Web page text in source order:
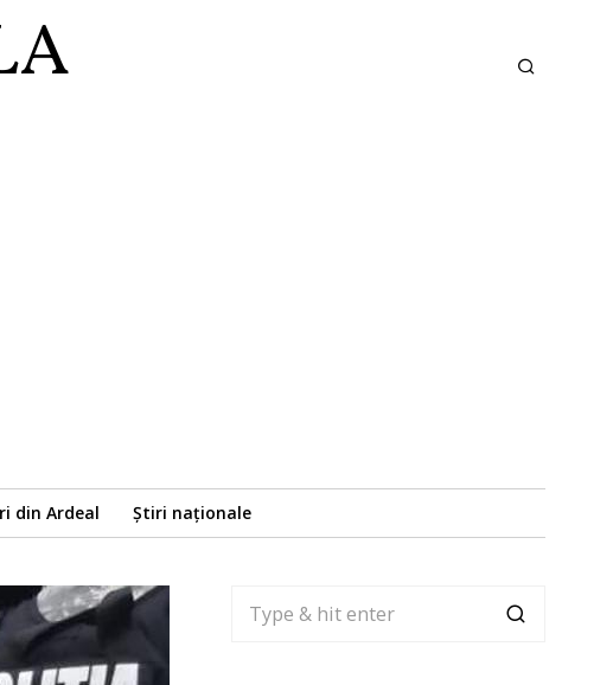
din Ardeal Știri naționale